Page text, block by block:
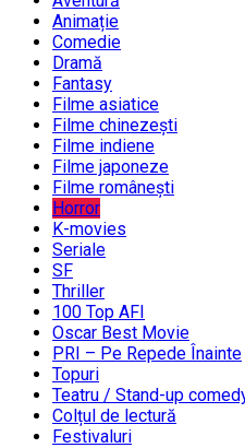
Animație
Comedie
Dramă
Fantasy
Filme asiatice
Filme chinezești
Filme indiene
Filme japoneze
Filme românești
Horror
K-movies
Seriale
SF
Thriller
100 Top AFI
Oscar Best Movie
PRI – Pe Repede Înainte
Topuri
Teatru / Stand-up
Colțul de lectură
Festivaluri